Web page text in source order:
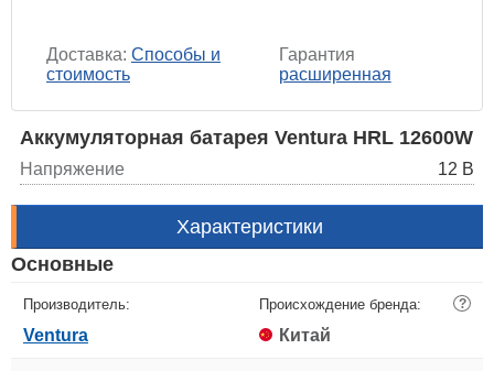
Доставка: Способы и
стоимость
Гарантия
расширенная
Аккумуляторная батарея Ventura HRL 12600W
Напряжение 12 В
Характеристики
Основные
Производитель:
Ventura
Происхождение бренда: ?
Китай